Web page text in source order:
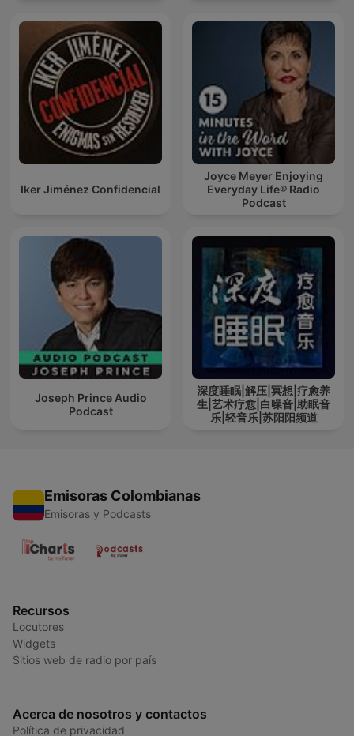
Iker Jiménez Confidencial
Joyce Meyer Enjoying
Everyday Life® Radio
Podcast
Joseph Prince Audio
Podcast
深度睡眠|解压|冥想|疗愈养
生|艺术疗愈|白噪音|助眠音
乐|轻音乐|苏阳阳频道
Emisoras Colombianas
Emisoras y Podcasts
Recursos
Locutores
Widgets
Sitios web de radio por país
Acerca de nosotros y contactos
Política de privacidad